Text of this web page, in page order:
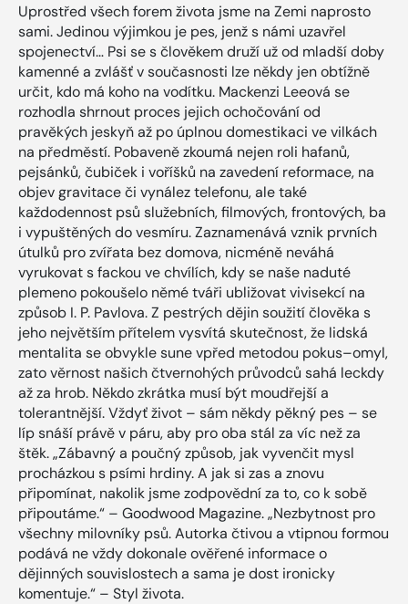
Uprostřed všech forem života jsme na Zemi naprosto
sami. Jedinou výjimkou je pes, jenž s námi uzavřel
spojenectví… Psi se s člověkem druží už od mladší doby
kamenné a zvlášť v současnosti lze někdy jen obtížně
určit, kdo má koho na vodítku. Mackenzi Leeová se
rozhodla shrnout proces jejich ochočování od
pravěkých jeskyň až po úplnou domestikaci ve vilkách
na předměstí. Pobaveně zkoumá nejen roli hafanů,
pejsánků, čubiček i voříšků na zavedení reformace, na
objev gravitace či vynález telefonu, ale také
každodennost psů služebních, filmových, frontových, ba
i vypuštěných do vesmíru. Zaznamenává vznik prvních
útulků pro zvířata bez domova, nicméně neváhá
vyrukovat s fackou ve chvílích, kdy se naše naduté
plemeno pokoušelo němé tváři ubližovat vivisekcí na
způsob I. P. Pavlova. Z pestrých dějin soužití člověka s
jeho největším přítelem vysvítá skutečnost, že lidská
mentalita se obvykle sune vpřed metodou pokus–omyl,
zato věrnost našich čtvernohých průvodců sahá leckdy
až za hrob. Někdo zkrátka musí být moudřejší a
tolerantnější. Vždyť život – sám někdy pěkný pes – se
líp snáší právě v páru, aby pro oba stál za víc než za
štěk. „Zábavný a poučný způsob, jak vyvenčit mysl
procházkou s psími hrdiny. A jak si zas a znovu
připomínat, nakolik jsme zodpovědní za to, co k sobě
připoutáme.“ – Goodwood Magazine. „Nezbytnost pro
všechny milovníky psů. Autorka čtivou a vtipnou formou
podává ne vždy dokonale ověřené informace o
dějinných souvislostech a sama je dost ironicky
komentuje.“ – Styl života.